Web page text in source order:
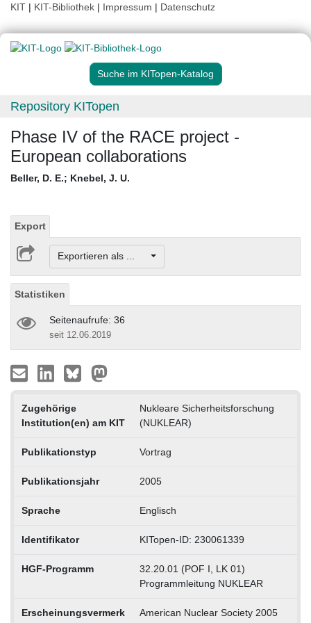
KIT | KIT-Bibliothek | Impressum | Datenschutz
Suche im KITopen-Katalog
Repository KITopen
Phase IV of the RACE project -
European collaborations
Beller, D. E.; Knebel, J. U.
Export
Exportieren als ...
Statistiken
Seitenaufrufe: 36
seit 12.06.2019
Zugehörige
Institution(en) am KIT
Nukleare Sicherheitsforschung
(NUKLEAR)
Publikationstyp Vortrag
Publikationsjahr 2005
Sprache Englisch
Identifikator KITopen-ID: 230061339
HGF-Programm
32.20.01 (POF I, LK 01)
Programmleitung NUKLEAR
Erscheinungsvermerk
American Nuclear Society 2005